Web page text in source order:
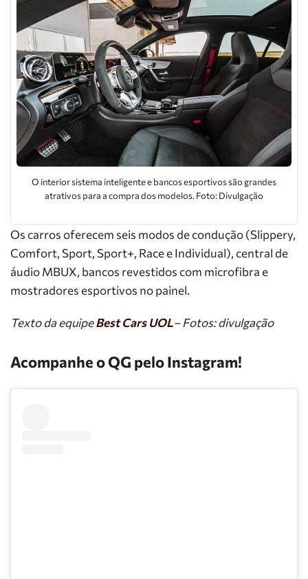
O interior sistema inteligente e bancos esportivos são grandes
atrativos para a compra dos modelos. Foto: Divulgação
Os carros oferecem seis modos de condução (Slippery,
Comfort, Sport, Sport+, Race e Individual), central de
áudio MBUX, bancos revestidos com microfibra e
mostradores esportivos no painel.
Texto da equipeBest Cars UOL– Fotos: divulgação
Acompanhe o QG pelo Instagram!